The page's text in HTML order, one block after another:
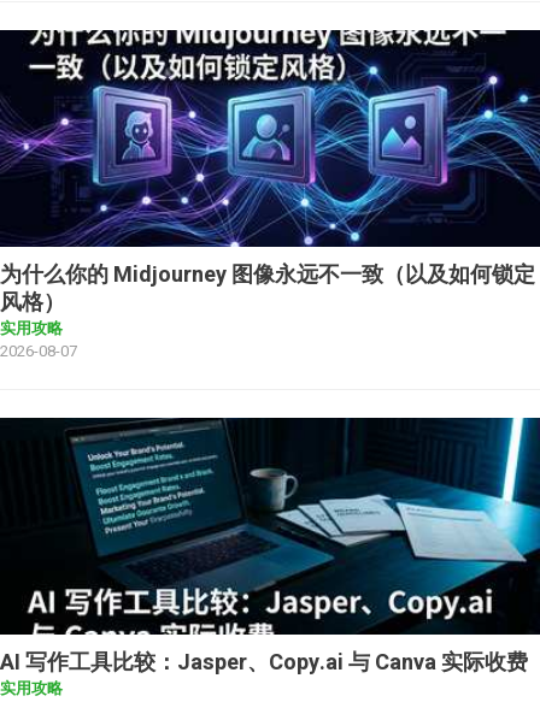
为什么你的 Midjourney 图像永远不一致（以及如何锁定
风格）
实用攻略
2026-08-07
AI 写作工具比较：Jasper、Copy.ai 与 Canva 实际收费
实用攻略